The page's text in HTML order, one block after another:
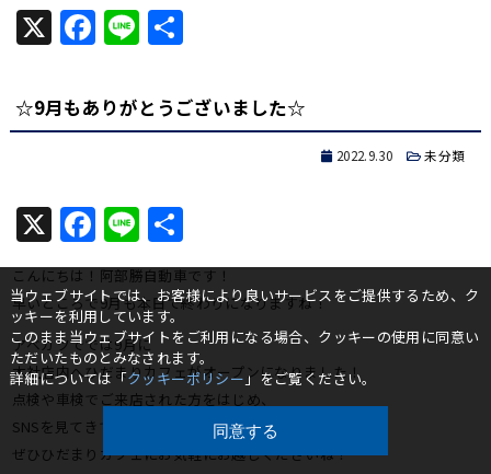
X Facebook
Line共
☆9月もありがとうございました☆
2022.9.30 未分類
X Facebook
Line共
有
こんにちは！阿部勝自動車です！
早いところで9月も本日で終わりになりますね！
アベカツででは9月に
本社店内へひだまりカフェがオープンになりました！
点検や車検でご来店された方をはじめ、
SNSを見てきていただいた方もいらっしゃいました！
ぜひひだまりカフェにお気軽にお越しくださいね！
当ウェブサイトでは、お客様により良いサービスをご提供するため、ク
ッキーを利用しています。
このまま当ウェブサイトをご利用になる場合、クッキーの使用に同意い
ただいたものとみなされます。
詳細については「クッキーポリシー 」をご覧ください。
同意する